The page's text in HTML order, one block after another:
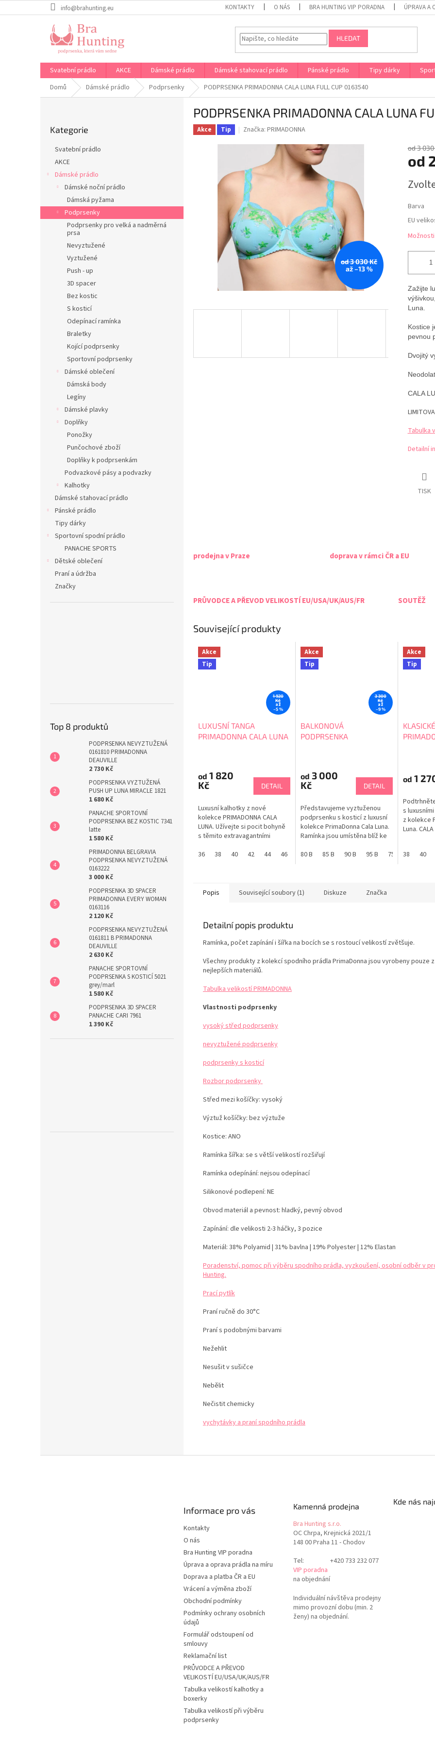
na
info@brahunting.eu KONTAKTY O NÁS BRA HUNTING VIP PORADNA ÚPRAVA A
HLEDAT
Svatební prádlo AKCE Dámské prádlo Dámské stahovací prádlo Pánské prádlo Tipy dárky
Domů
Dámské prádlo Podprsenky PODPRSENKA PRIMADONNA CALA LUNA FULL CUP 0163540
a
n
kategorie
Kategorie
Svatební prádlo
AKCE
Dámské prádlo
Dámské noční prádlo
Dámská pyžama
Podprsenky
Podprsenky pro velká a nadměrná
prsa
Nevyztužené
Vyztužené
Push - up
3D spacer
Bez kostic
S kosticí
Odepínací ramínka
Braletky
Kojící podprsenky
Sportovní podprsenky
Dámské oblečení
Dámská body
Legíny
Dámské plavky
Doplňky
Ponožky
Punčochové zboží
Doplňky k podprsenkám
Podvazkové pásy a podvazky
Kalhotky
Dámské stahovací prádlo
Pánské prádlo
Tipy dárky
Sportovní spodní prádlo
PANACHE SPORTS
Dětské oblečení
Praní a údržba
Značky
Top 8 produktů
PODPRSENKA NEVYZTUŽENÁ
0161810 PRIMADONNA
DEAUVILLE
2 730 Kč
PODPRSENKA VYZTUŽENÁ
PUSH UP LUNA MIRACLE 1821
1 680 Kč
PANACHE SPORTOVNÍ
PODPRSENKA BEZ KOSTIC 7341
latte
1 580 Kč
PRIMADONNA BELGRAVIA
PODPRSENKA NEVYZTUŽENÁ
0163222
3 000 Kč
PODPRSENKA 3D SPACER
PRIMADONNA EVERY WOMAN
0163116
2 120 Kč
PODPRSENKA NEVYZTUŽENÁ
0161811 B PRIMADONNA
DEAUVILLE
2 630 Kč
PANACHE SPORTOVNÍ
PODPRSENKA S KOSTICÍ 5021
grey/marl
1 580 Kč
PODPRSENKA 3D SPACER
PANACHE CARI 7961
1 390 Kč
PODPRSENKA PRIMADONNA CALA LUNA
Akce Tip Značka: PRIMADONNA
od 3 030 Kč
až –13 %
od 3 030
od
cena:
Barva
EU
Zažijte
Luna.
Kostice
pevnou
Dvojitý
CALA
Tabulka
Detailní
TISK
prodejna v Praze doprava v rámci ČR a EU
PRŮVODCE A PŘEVOD VELIKOSTÍ EU/USA/UK/AUS/FR SOUTĚŽ
Související produkty
Akce
Tip
1 920
Kč
až
–5 %
LUXUSNÍ TANGA
PRIMADONNA CALA LUNA
od 1 820
Kč
DETAIL
Luxusní kalhotky z nové
kolekce PRIMADONNA CALA
LUNA. Užívejte si pocit bohyně
s těmito extravagantními
krásným dárkem pro ženu.
36 38 40 42 44 46 48
Akce
Tip
3 300
Kč
až
–9 %
BALKONOVÁ
PODPRSENKA
od 3 000
Kč
DETAIL
Představujeme vyztuženou
podprsenku s kosticí z luxusní
kolekce PrimaDonna Cala Luna.
Ramínka jsou umístěna blíž ke
ramen. Balkonový střih s
vroubkování. CALA LUNA je
80 B 85 B 90 B 95 B 75 C 80 C
Akce
Tip
od 1
s
z kolekce
Luna.
velikostí
38 40
Popis Související soubory (1) Diskuze Značka
Detailní popis produktu
Ramínka, počet zapínání i šířka na bocích se s rostoucí velikostí zvětšuje.
Všechny produkty z kolekcí spodního prádla PrimaDonna jsou vyrobeny pouze
nejlepších materiálů.
Tabulka velikostí PRIMADONNA
Vlastnosti podprsenky
vysoký střed podprsenky
nevyztužené podprsenky
podprsenky s kosticí
Rozbor podprsenky
Střed mezi košíčky: vysoký
Výztuž košíčky: bez výztuže
Kostice: ANO
Ramínka šířka: se s větší velikostí rozšiřují
Ramínka odepínání: nejsou odepínací
Silikonové podlepení: NE
Obvod materiál a pevnost: hladký, pevný obvod
Zapínání: dle velikosti 2-3 háčky, 3 pozice
Materiál: 38% Polyamid | 31% bavlna | 19% Polyester | 12% Elastan
Poradenství, pomoc při výběru spodního prádla, vyzkoušení, osobní odběr v
Hunting.
Prací pytlík
Praní ručně do 30°C
Praní s podobnými barvami
Nežehlit
Nesušit v sušičce
Nebělit
Nečistit chemicky
vychytávky a praní spodního prádla
Informace pro vás
Kontakty
O nás
Bra Hunting VIP poradna
Úprava a oprava prádla na míru
Doprava a platba ČR a EU
Vrácení a výměna zboží
Obchodní podmínky
Podmínky ochrany osobních
údajů
Formulář odstoupení od
smlouvy
Reklamační list
PRŮVODCE A PŘEVOD
VELIKOSTÍ EU/USA/UK/AUS/FR
Tabulka velikostí kalhotky a
boxerky
Tabulka velikostí při výběru
podprsenky
Kamenná prodejna
Bra Hunting s.r.o.
OC Chrpa, Krejnická 2021/1
148 00 Praha 11 - Chodov
Tel:
+420 733 232 077
VIP poradna
na objednání
Individuální návštěva prodejny
mimo provozní dobu (min. 2
ženy) na objednání.
Kde nás